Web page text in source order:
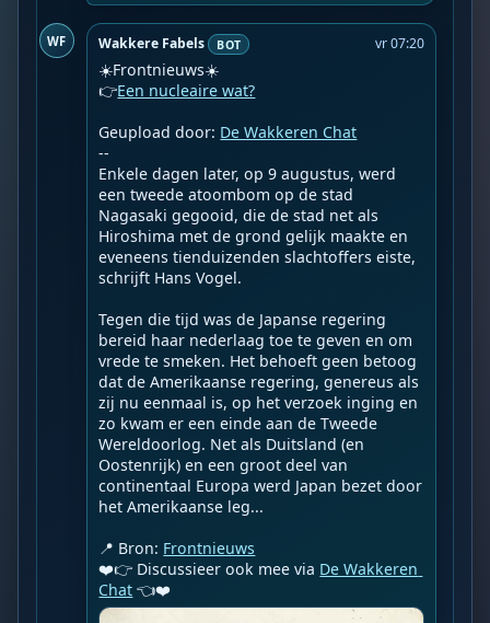
WF Wakkere Fabels BOT vr 07:20
☀️Frontnieuws☀️
👉Een nucleaire wat?
Geupload door: De Wakkeren Chat
--
Enkele dagen later, op 9 augustus, werd
een tweede atoombom op de stad
Nagasaki gegooid, die de stad net als
Hiroshima met de grond gelijk maakte en
eveneens tienduizenden slachtoffers eiste,
schrijft Hans Vogel.
Tegen die tijd was de Japanse regering
bereid haar nederlaag toe te geven en om
vrede te smeken. Het behoeft geen betoog
dat de Amerikaanse regering, genereus als
zij nu eenmaal is, op het verzoek inging en
zo kwam er een einde aan de Tweede
Wereldoorlog. Net als Duitsland (en
Oostenrijk) en een groot deel van
continentaal Europa werd Japan bezet door
het Amerikaanse leg...
📍 Bron: Frontnieuws
❤️👉 Discussieer ook mee via De Wakkeren
Chat 👈❤️